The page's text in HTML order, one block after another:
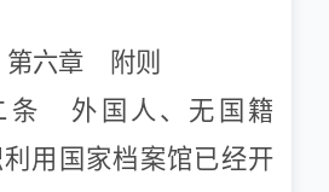
第六章 附则
条 外国人、无国籍
用国家档案馆已经开